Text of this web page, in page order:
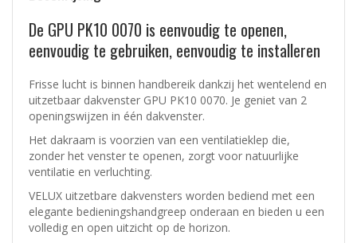
De GPU PK10 0070 is eenvoudig te openen,
eenvoudig te gebruiken, eenvoudig te installeren
Frisse lucht is binnen handbereik dankzij het wentelend en
uitzetbaar dakvenster GPU PK10 0070. Je geniet van 2
openingswijzen in één dakvenster.
Het dakraam is voorzien van een ventilatieklep die,
zonder het venster te openen, zorgt voor natuurlijke
ventilatie en verluchting.
VELUX uitzetbare dakvensters worden bediend met een
elegante bedieningshandgreep onderaan en bieden u een
volledig en open uitzicht op de horizon.